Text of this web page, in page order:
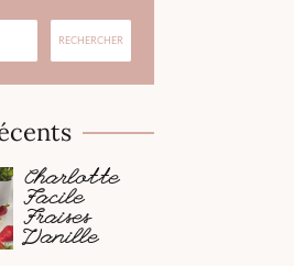
Charlotte
Facile
Fraises
Vanille